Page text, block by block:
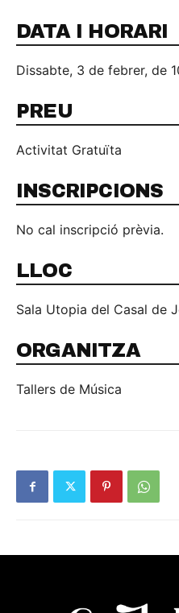
DATA I HORARI
Dissabte, 3 de febrer, de
PREU
Activitat Gratuïta
INSCRIPCIONS
No cal inscripció prèvia.
LLOC
Sala Utopia del Casal de
ORGANITZA
Tallers de Música